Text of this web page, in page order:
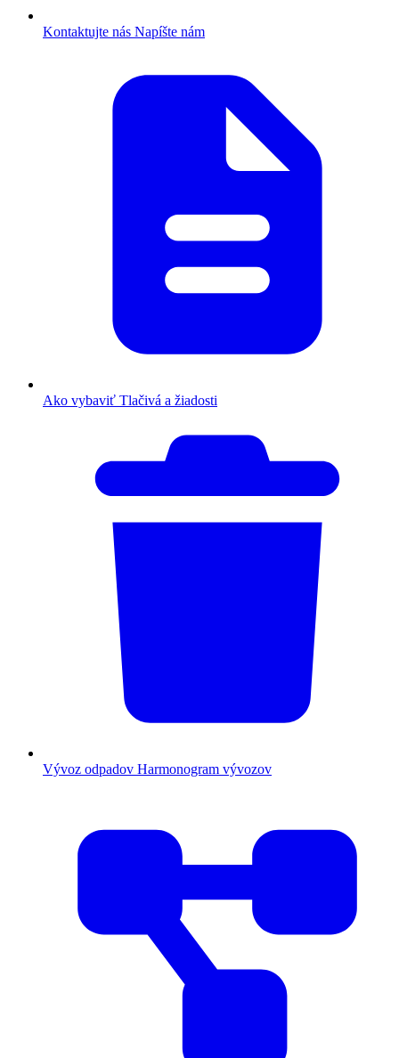
Kontaktujte nás Napíšte nám
Ako vybaviť Tlačivá a žiadosti
Vývoz odpadov Harmonogram vývozov